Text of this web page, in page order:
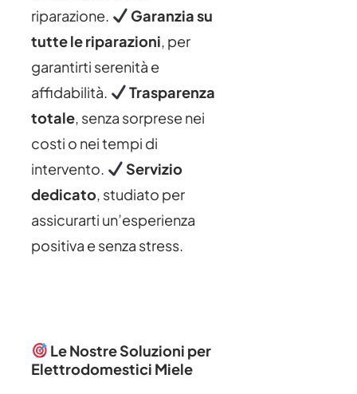
riparazione.
Garanzia su
tutte le riparazioni, per
garantirti serenità e
affidabilità.
Trasparenza
totale, senza sorprese nei
costi o nei tempi di
intervento.
Servizio
dedicato, studiato per
assicurarti un’esperienza
positiva e senza stress.
Le Nostre Soluzioni per
Elettrodomestici Miele